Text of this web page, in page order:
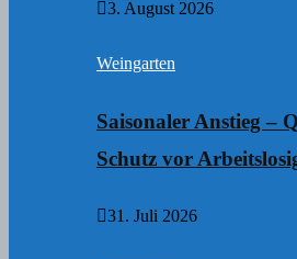
3. August 2026
Weingarten
Saisonaler Anstieg –
Schutz vor
31. Juli 2026